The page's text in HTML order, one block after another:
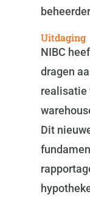
Uitdaging
NIBC
dragen
realisatie
Dit